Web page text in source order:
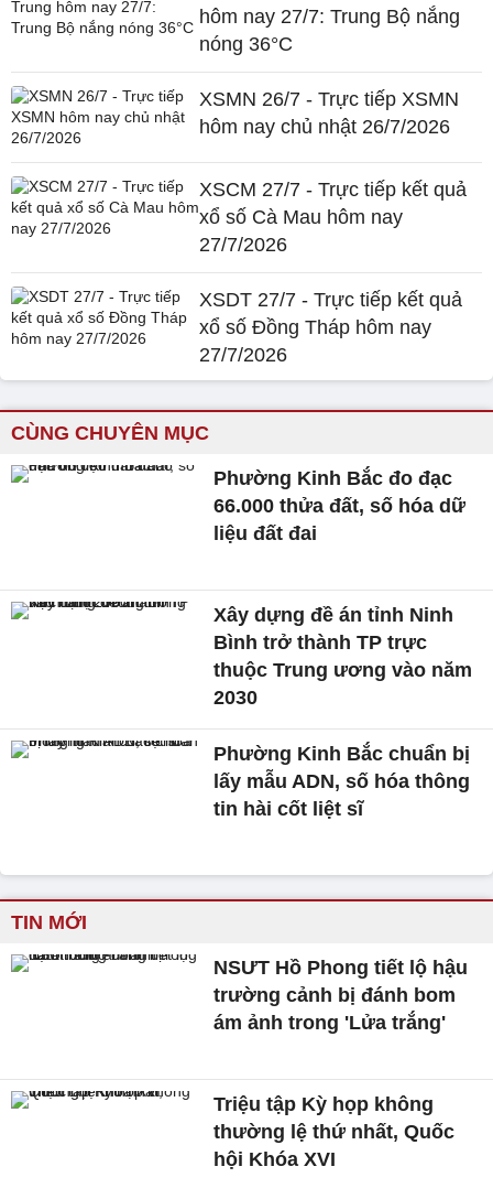
hôm nay 27/7: Trung Bộ nắng
nóng 36°C
XSMN 26/7 - Trực tiếp XSMN
hôm nay chủ nhật 26/7/2026
XSCM 27/7 - Trực tiếp kết quả
xổ số Cà Mau hôm nay
27/7/2026
XSDT 27/7 - Trực tiếp kết quả
xổ số Đồng Tháp hôm nay
27/7/2026
CÙNG CHUYÊN MỤC
Phường Kinh Bắc đo đạc
66.000 thửa đất, số hóa dữ
liệu đất đai
Xây dựng đề án tỉnh Ninh
Bình trở thành TP trực
thuộc Trung ương vào năm
2030
Phường Kinh Bắc chuẩn bị
lấy mẫu ADN, số hóa thông
tin hài cốt liệt sĩ
TIN MỚI
NSƯT Hồ Phong tiết lộ hậu
trường cảnh bị đánh bom
ám ảnh trong 'Lửa trắng'
Triệu tập Kỳ họp không
thường lệ thứ nhất, Quốc
hội Khóa XVI